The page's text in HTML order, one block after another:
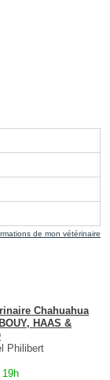
de mon vétérinaire
Chahuahua
HAAS &
Philibert